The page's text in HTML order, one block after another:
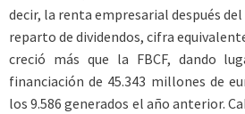
decir, la renta empresarial después
reparto de dividendos, cifra
creció más que la FBCF, dando
financiación de 45.343 millones de
los 9.586 generados el año anterior.